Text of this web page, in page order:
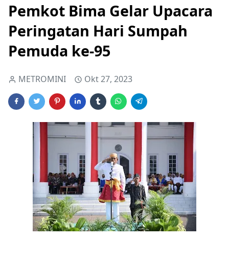
Pemkot Bima Gelar Upacara
Peringatan Hari Sumpah
Pemuda ke-95
METROMINI Okt 27, 2023